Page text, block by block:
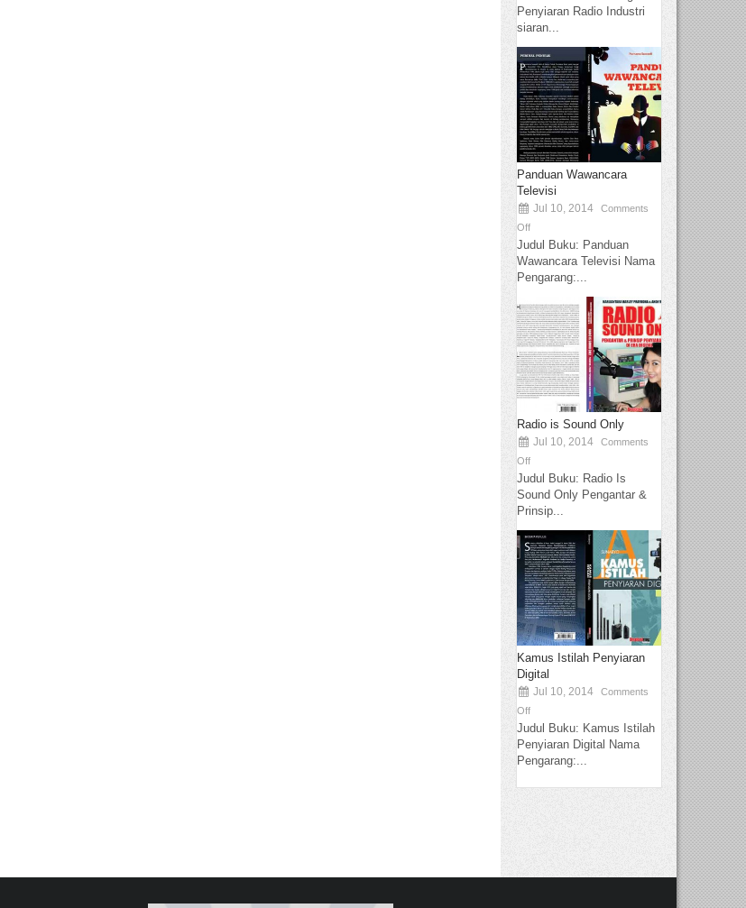
Penyiaran Radio Industri
siaran...
Panduan Wawancara
Televisi
Jul 10, 2014
Comments
Off
Judul Buku: Panduan
Wawancara Televisi Nama
Pengarang:...
Radio is Sound Only
Jul 10, 2014
Comments
Off
Judul Buku: Radio Is
Sound Only Pengantar &
Prinsip...
Kamus Istilah Penyiaran
Digital
Jul 10, 2014
Comments
Off
Judul Buku: Kamus Istilah
Penyiaran Digital Nama
Pengarang:...